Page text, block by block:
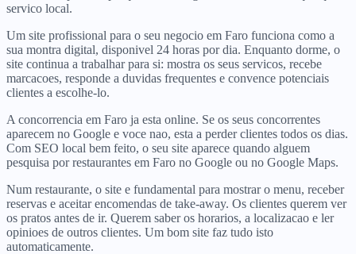
servico local.
Um site profissional para o seu negocio em Faro funciona como a
sua montra digital, disponivel 24 horas por dia. Enquanto dorme, o
site continua a trabalhar para si: mostra os seus servicos, recebe
marcacoes, responde a duvidas frequentes e convence potenciais
clientes a escolhe-lo.
A concorrencia em Faro ja esta online. Se os seus concorrentes
aparecem no Google e voce nao, esta a perder clientes todos os dias.
Com SEO local bem feito, o seu site aparece quando alguem
pesquisa por restaurantes em Faro no Google ou no Google Maps.
Num restaurante, o site e fundamental para mostrar o menu, receber
reservas e aceitar encomendas de take-away. Os clientes querem ver
os pratos antes de ir. Querem saber os horarios, a localizacao e ler
opinioes de outros clientes. Um bom site faz tudo isto
automaticamente.